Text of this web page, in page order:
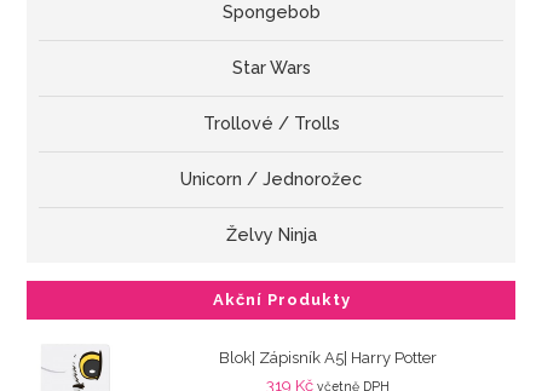
Spongebob
Star Wars
Trollové / Trolls
Unicorn / Jednorožec
Želvy Ninja
Akční Produkty
Blok| Zápisník A5| Harry Potter
319 Kč včetně DPH